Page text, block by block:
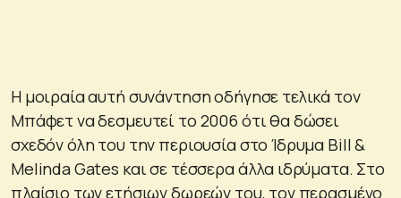
Η μοιραία αυτή συνάντηση οδήγησε τελικά τον
Μπάφετ να δεσμευτεί το 2006 ότι θα δώσει
σχεδόν όλη του την περιουσία στο Ίδρυμα Bill &
Melinda Gates και σε τέσσερα άλλα ιδρύματα. Στο
πλαίσιο των ετήσιων δωρεών του, τον περασμένο